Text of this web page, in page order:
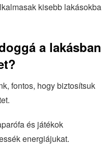
kisebb lakásokba
a lakásban
fontos, hogy biztosítsuk
és játékok
energiájukat.